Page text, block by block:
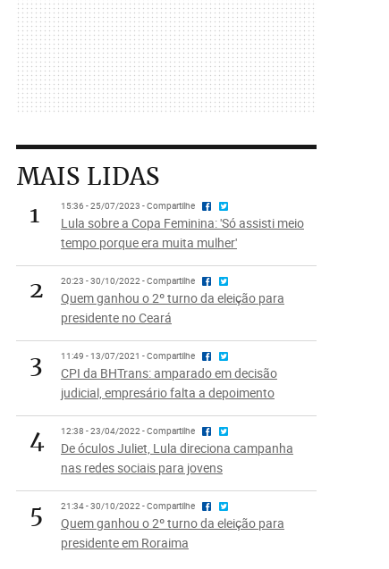
MAIS LIDAS
1
15:36 - 25/07/2023 - Compartilhe
Lula sobre a Copa Feminina: 'Só assisti meio
tempo porque era muita mulher'
2 20:23 - 30/10/2022 - Compartilhe
Quem ganhou o 2º turno da eleição para
presidente no Ceará
3 11:49 - 13/07/2021 - Compartilhe
CPI da BHTrans: amparado em decisão
judicial, empresário falta a depoimento
4 12:38 - 23/04/2022 - Compartilhe
De óculos Juliet, Lula direciona campanha
nas redes sociais para jovens
5 21:34 - 30/10/2022 - Compartilhe
Quem ganhou o 2º turno da eleição para
presidente em Roraima